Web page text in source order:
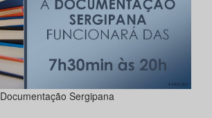
Documentação Sergipana